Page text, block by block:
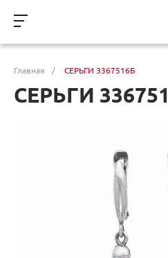
Главная / СЕРЬГИ 3367516Б
СЕРЬГИ